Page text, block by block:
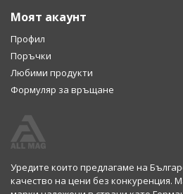
Моят акаунт
Профил
Поръчки
Любими продукти
Формуляр за връщане
Уредите които предлагаме на
качество на цени без конкуренция.